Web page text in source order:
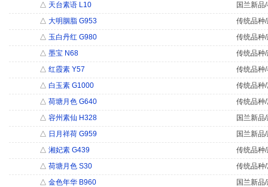
△ 天台素语 L10
国兰新品
△ 大明胭脂 G953
传统品种
△ 玉白丹红 G980
传统品种
△ 墨宝 N68
传统品种
△ 红霞素 Y57
传统品种
△ 白玉素 G1000
传统品种
△ 荷塘月色 G640
传统品种
△ 容州素仙 H328
国兰新品
△ 日月祥荷 G959
国兰新品
△ 湘妃素 G439
传统品种
△ 荷塘月色 S30
传统品种
△ 金色年华 B960
国兰新品